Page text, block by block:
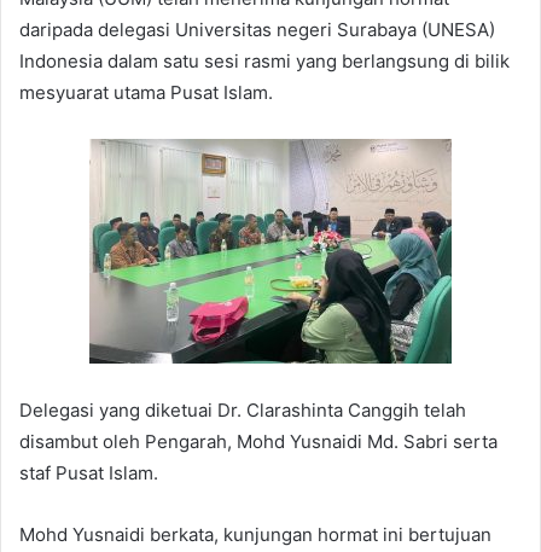
daripada delegasi Universitas negeri Surabaya (UNESA)
Indonesia dalam satu sesi rasmi yang berlangsung di bilik
mesyuarat utama Pusat Islam.
Delegasi yang diketuai Dr. Clarashinta Canggih telah
disambut oleh Pengarah, Mohd Yusnaidi Md. Sabri serta
staf Pusat Islam.
Mohd Yusnaidi berkata, kunjungan hormat ini bertujuan